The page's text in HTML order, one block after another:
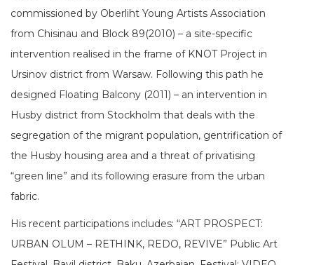
commissioned by Oberliht Young Artists Association
from Chisinau and Block 89(2010) – a site-specific
intervention realised in the frame of KNOT Project in
Ursinov district from Warsaw. Following this path he
designed Floating Balcony (2011) – an intervention in
Husby district from Stockholm that deals with the
segregation of the migrant population, gentrification of
the Husby housing area and a threat of privatising
“green line” and its following erasure from the urban
fabric.
His recent participations includes: “ART PROSPECT:
URBAN OLUM – RETHINK, REDO, REVIVE” Public Art